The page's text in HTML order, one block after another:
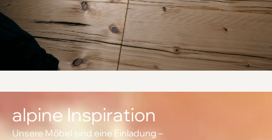
alpine Inspiration
Unsere Möbel sind eine Einladung –